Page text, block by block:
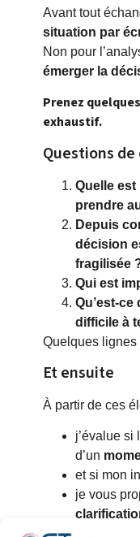
Avant tout
situation par
Non pour
émerger la
Prenez
exhaustif.
Questions de
Quelle
prendre
Depuis
décision
fragilisée
Qui est
Qu’est-
difficile à
Quelques lignes
Et ensuite
À partir de ces
j’évalue si
d’un
et si mon
je vous
Cet échange